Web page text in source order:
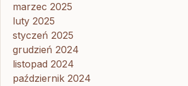
marzec 2025
luty 2025
styczeń 2025
grudzień 2024
listopad 2024
październik 2024